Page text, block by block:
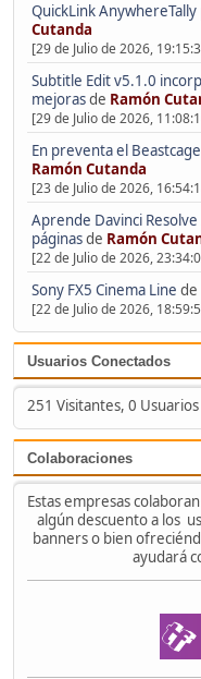
QuickLink
Cutanda
[29 de Julio de 2026,
Subtitle Edit v5.1.0
mejorasde Ramón
[29 de Julio de 2026,
En preventa el
Ramón Cutanda
[23 de Julio de 2026,
Aprende Davinci
páginasde Ramón
[22 de Julio de 2026,
Sony FX5 Cinema Line de
[22 de Julio de 2026,
Usuarios Conectados
251 Visitantes, 0 Usuarios
Colaboraciones
Estas empresas
algún descuento a los
banners o bien
ayudará